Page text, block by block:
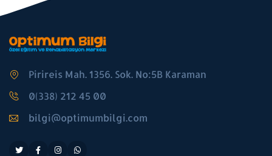
Pirireis Mah. 1356. Sok. No:5B Karaman
0(338) 212 45 00
bilgi@optimumbilgi.com